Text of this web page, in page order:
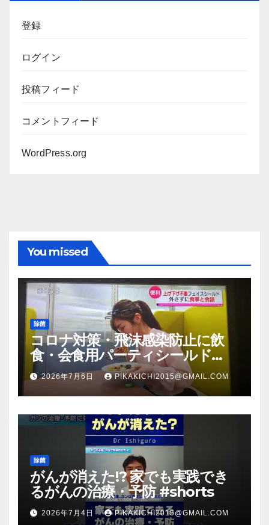
登録
ログイン
投稿フィード
コメントフィード
WordPress.org
You missed
除菌
コロナ対策・飛沫感染防止に飲
食・会食用パーティシールド
（マスク会食代替品）ＦＢＣ福井
放送のＴＶ番組での紹介映像
2026年7月6日 PIKAKICHI2015@GMAIL.COM
除菌
がんが消えた!? 家でも実践でき
るがんの治療・予防 #shorts
2026年7月4日 PIKAKICHI2015@GMAIL.COM